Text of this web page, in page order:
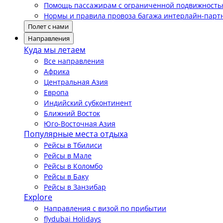
Помощь пассажирам с ограниченной
Нормы и правила провоза багажа интерлайн-
Полет с нами
Направления
Куда мы летаем
Все направления
Африка
Центральная Азия
Европа
Индийский субконтинент
Ближний Восток
Юго-Восточная Азия
Популярные места отдыха
Рейсы в Тбилиси
Рейсы в Мале
Рейсы в Коломбо
Рейсы в Баку
Рейсы в Занзибар
Explore
Направления с визой по прибытии
flydubai Holidays